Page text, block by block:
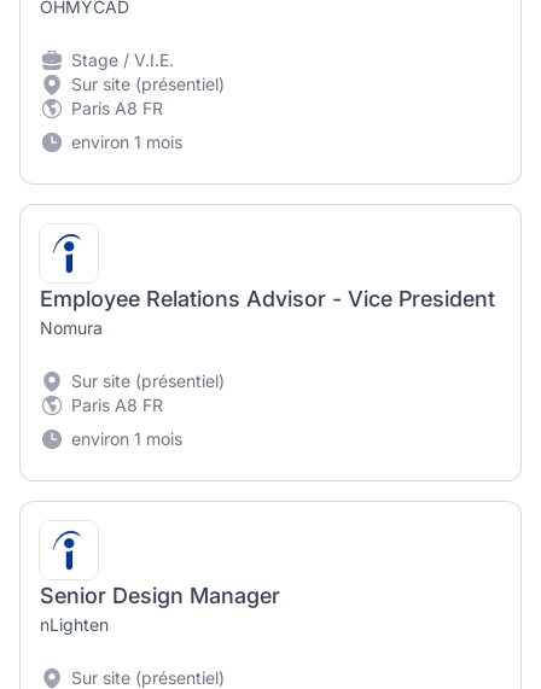
OHMYCAD
Stage / V.I.E.
Sur site (présentiel)
Paris A8 FR
environ 1 mois
Employee Relations Advisor - Vice President
Nomura
Sur site (présentiel)
Paris A8 FR
environ 1 mois
Senior Design Manager
nLighten
Sur site (présentiel)